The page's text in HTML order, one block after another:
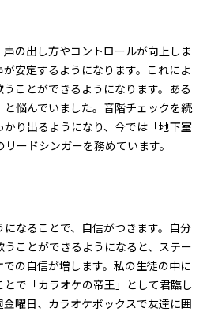
の出し方やコントロールが向上しま
安定するようになります。これによ
ことができるようになります。ある
悩んでいました。音階チェックを続
り出るようになり、今では「地下室
ードシンガーを務めています。
なることで、自信がつきます。自分
ことができるようになると、ステー
の自信が増します。私の生徒の中に
で「カラオケの帝王」として君臨し
曜日、カラオケボックスで友達に囲